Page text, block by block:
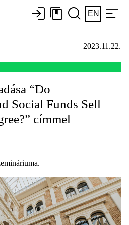
EN
2023.11.22.
“Do
Social Funds Sell
címmel